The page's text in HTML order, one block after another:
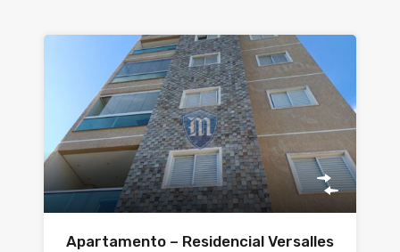
Apartamento – Residencial Versalles